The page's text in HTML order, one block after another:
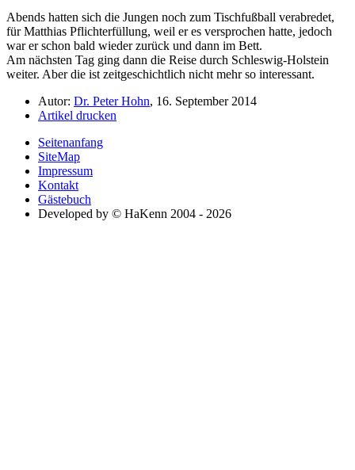
Abends hatten sich die Jungen noch zum Tischfußball verabredet,
für Matthias Pflichterfüllung, weil er es versprochen hatte, jedoch
war er schon bald wieder zurück und dann im Bett.
Am nächsten Tag ging dann die Reise durch Schleswig-Holstein
weiter. Aber die ist zeitgeschichtlich nicht mehr so interessant.
Autor: Dr. Peter Hohn, 16. September 2014
Artikel drucken
Seitenanfang
SiteMap
Impressum
Kontakt
Gästebuch
Developed by © HaKenn 2004 - 2026